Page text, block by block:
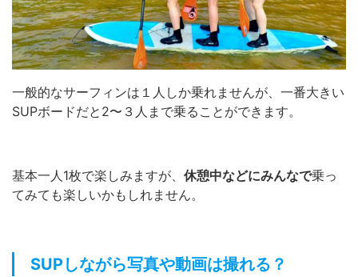
一般的なサーフィンは１人しか乗れませんが、一番大きい
SUPボードだと2〜３人まで乗ることができます。
基本一人1枚で楽しみますが、 休憩中などにみんなで乗っ
てみても楽しいかもしれません。
SUPしながら写真や動画は撮れる？